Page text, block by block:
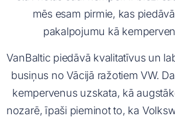
mēs esam pirmie, kas
pakalpojumu kā
VanBaltic piedāvā kvalitatīvus un
busiņus no Vācijā ražotiem VW.
kempervenus uzskata, kā
nozarē, īpaši pieminot to, ka